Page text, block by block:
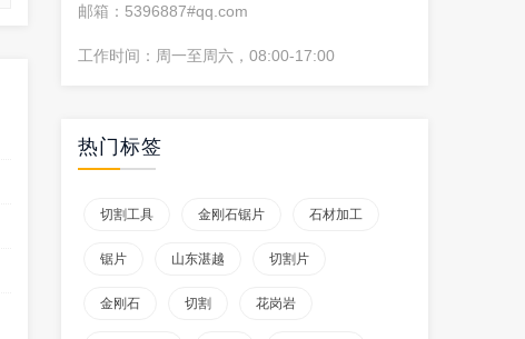
邮箱：5396887#qq.com
工作时间：周一至周六，08:00-17:00
热门标签
切割工具 金刚石锯片 石材加工
锯片 山东湛越 切割片
金刚石 切割 花岗岩